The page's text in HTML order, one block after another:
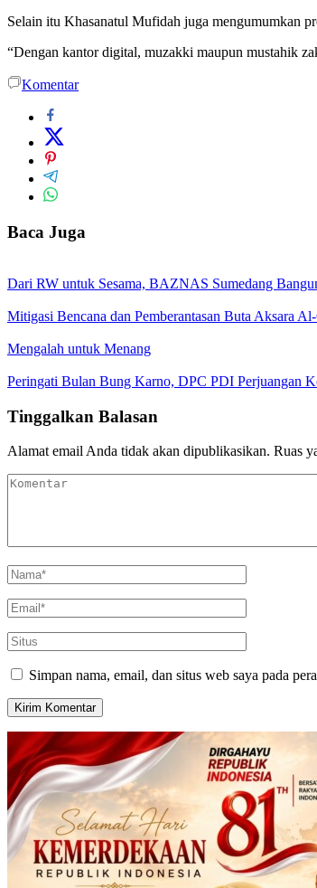
Selain itu Khasanatul Mufidah juga mengumumkan
“Dengan kantor digital, muzakki maupun mustahik
Komentar
Baca Juga
Dari RW untuk Sesama, BAZNAS Sumedang
Mitigasi Bencana dan Pemberantasan Buta Aksara
Mengalah untuk Menang
Peringati Bulan Bung Karno, DPC PDI Perjuangan
Tinggalkan Balasan
Alamat email Anda tidak akan dipublikasikan. Ruas
Simpan nama, email, dan situs web saya pada